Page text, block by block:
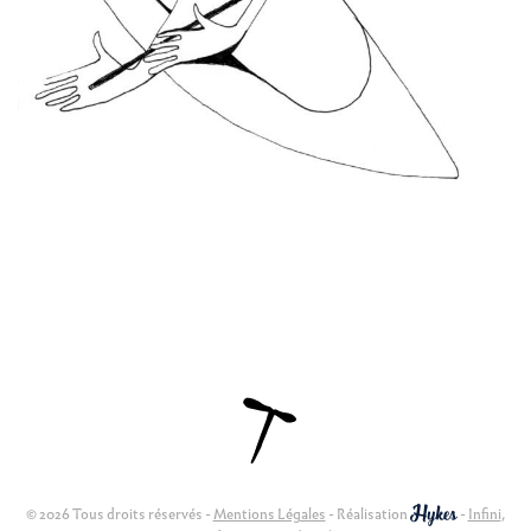
© 2026 Tous droits réservés -Mentions Légales - Réalisation - Infini,